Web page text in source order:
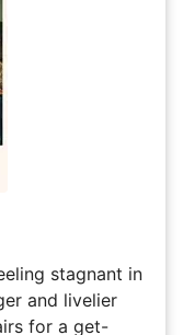
stagnant in
and livelier
for a get-